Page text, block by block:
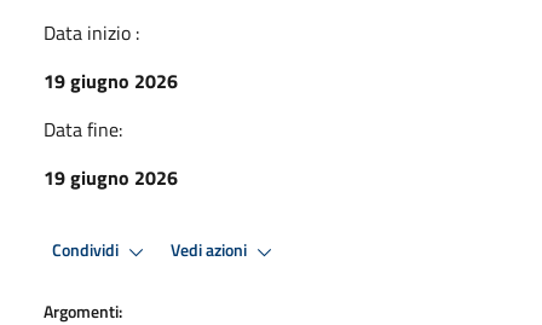
Data inizio :
19 giugno 2026
Data fine:
19 giugno 2026
Condividi Vedi azioni
Argomenti: